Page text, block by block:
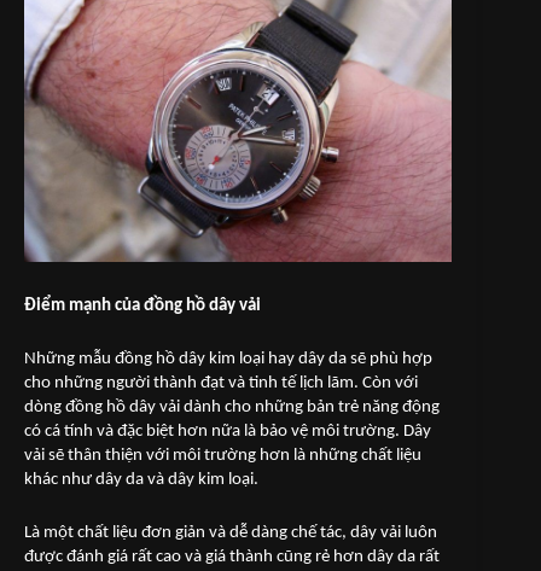
Điểm mạnh của đồng hồ dây vải
Những mẫu đồng hồ dây kim loại hay dây da sẽ phù hợp
cho những người thành đạt và tinh tế lịch lãm. Còn với
dòng đồng hồ dây vải dành cho những bản trẻ năng động
có cá tính và đặc biệt hơn nữa là bảo vệ môi trường. Dây
vải sẽ thân thiện với môi trường hơn là những chất liệu
khác như dây da và dây kim loại.
Là một chất liệu đơn giản và dễ dàng chế tác, dây vải luôn
được đánh giá rất cao và giá thành cũng rẻ hơn dây da rất